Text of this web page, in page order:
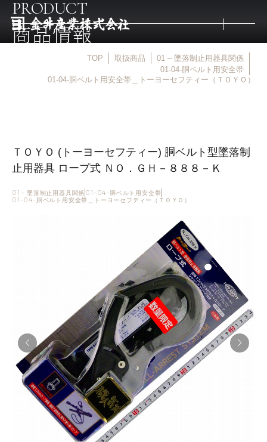
採用情報
PRODUCT
商品情報
TOP 取扱商品
01 – 墜落制止用器具関係
01-04-胴ベルト用安全帯
01-04-胴ベルト用安全帯＿トーヨーセフティー（ＴＯＹＯ）
ＴＯＹＯ (トーヨーセフティー) 胴ベルト型墜落制
止用器具 ロープ式 ＮＯ．ＧＨ－８８８－Ｋ
01 – 墜落制止用器具関係 01-04-胴ベルト用安全帯
01-04-胴ベルト用安全帯＿トーヨーセフティー（ＴＯＹＯ）